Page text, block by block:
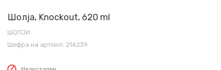
Шолја, Knockout, 620 ml
ШОЛЈИ
Шифра на артикл: 214239